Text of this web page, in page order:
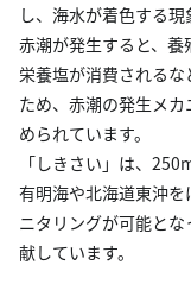
し、海水が着色する現
赤潮が発生すると、
栄養塩が消費される
ため、赤潮の発生メ
められています。
「しきさい」は、
有明海や北海道東沖
ニタリングが可能と
献しています。